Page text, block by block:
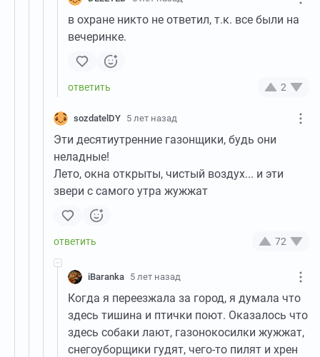
в охране никто не ответил, т.к. все были на
вечеринке.
2
sozdatelDY 5 лет назад
Эти десятиутренние газонщики, будь они
неладные!
Лето, окна открыты, чистый воздух... и эти
звери с самого утра жужжат
72
iBaranka 5 лет назад
Когда я переезжала за город, я думала что
здесь тишина и птички поют. Оказалось что
здесь собаки лают, газонокосилки жужжат,
снегоуборщики гудят, чего-то пилят и хрен